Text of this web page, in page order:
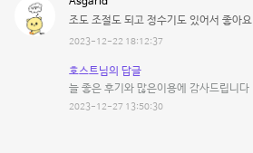
조도 조절도 되고 정수기도 있어서 좋아요
2023-12-22 18:12:37
호스트님의 답글
늘 좋은 후기와 많은이용에 감사드립니다
2023-12-27 13:50:30